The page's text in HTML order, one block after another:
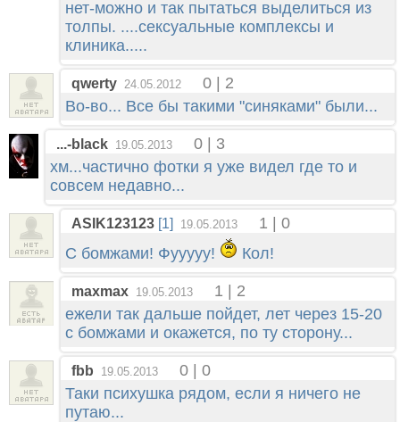
нет-можно и так пытаться выделиться из
толпы. ....сексуальные комплексы и
клиника.....
qwerty 24.05.2012
0 | 2
Во-во... Все бы такими "синяками" были...
...-black 19.05.2013
0 | 3
хм...частично фотки я уже видел где то и
совсем недавно...
ASIK123123 [1] 19.05.2013
1 | 0
С бомжами! Фууууу!
Кол!
maxmax 19.05.2013
1 | 2
ежели так дальше пойдет, лет через 15-20
с бомжами и окажется, по ту сторону...
fbb 19.05.2013
0 | 0
Таки психушка рядом, если я ничего не
путаю...